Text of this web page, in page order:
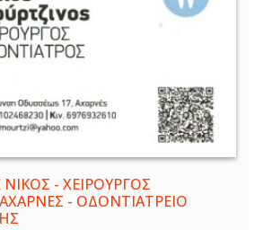
- ΧΕΙΡΟΥΡΓΟΣ
- ΟΔΟΝΤΙΑΤΡΕΙΟ